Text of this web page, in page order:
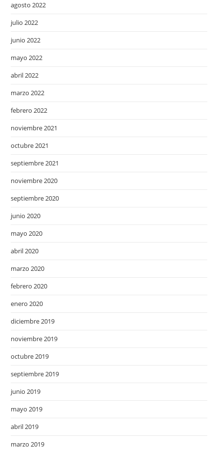
agosto 2022
julio 2022
junio 2022
mayo 2022
abril 2022
marzo 2022
febrero 2022
noviembre 2021
octubre 2021
septiembre 2021
noviembre 2020
septiembre 2020
junio 2020
mayo 2020
abril 2020
marzo 2020
febrero 2020
enero 2020
diciembre 2019
noviembre 2019
octubre 2019
septiembre 2019
junio 2019
mayo 2019
abril 2019
marzo 2019